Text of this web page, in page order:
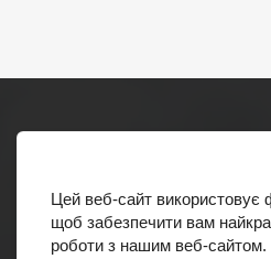
Цей веб-сайт використовує
щоб забезпечити вам
роботи з нашим веб-сайтом.